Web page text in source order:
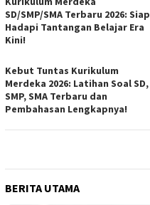
SD/SMP/SMA Terbaru 2026: Siap
Hadapi Tantangan Belajar Era
Kini!
Kebut Tuntas Kurikulum
Merdeka 2026: Latihan Soal SD,
SMP, SMA Terbaru dan
Pembahasan Lengkapnya!
BERITA UTAMA